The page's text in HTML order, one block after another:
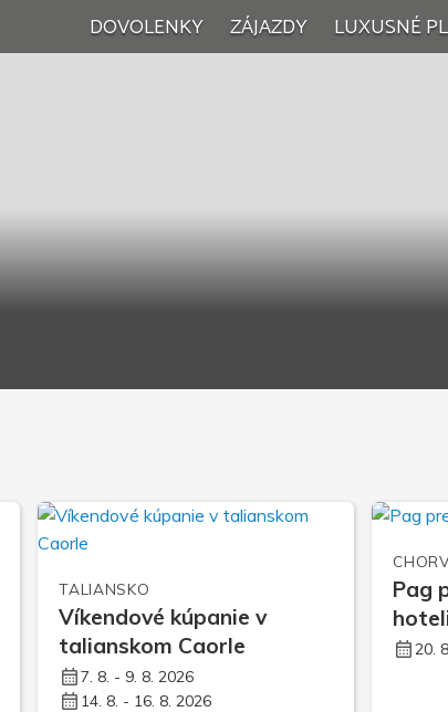
DOVOLENKY ZÁJAZDY
Jednodňové zájazdy
Rodinné zájazdy
Na mieru zájazdy
Zimné zájazdy
LUXUSNÉ
TALIANSKO
Víkendové kúpanie v
talianskom Caorle
7. 8. - 9. 8. 2026
14. 8. - 16. 8. 2026
Pag
20.